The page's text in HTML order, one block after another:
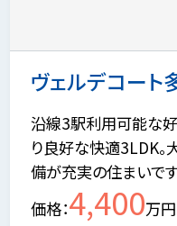
ヴェルデコート
沿線3駅利用可能な好
り良好な快適3LDK。
備が充実の住まいです
価格 4,400万円